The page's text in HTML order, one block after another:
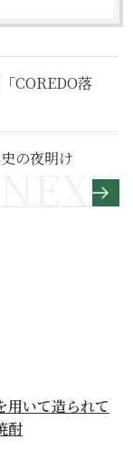
COREDO落
の夜明け
用いて造られて
酎